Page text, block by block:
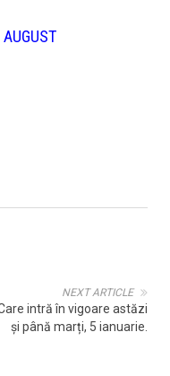
NEXT ARTICLE
intră în vigoare astăzi
și până marți, 5 ianuarie.